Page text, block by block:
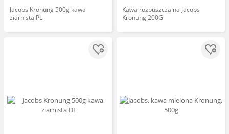
Jacobs Kronung 500g kawa
ziarnista PL
Kawa rozpuszczalna Jacobs
Kronung 200G